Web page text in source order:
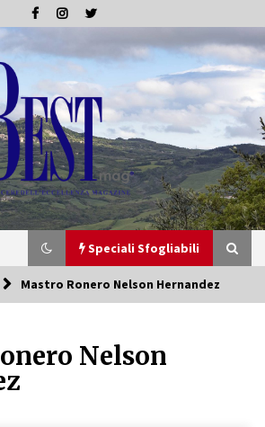
Speciali Sfogliabili
– Tesori di Toscana
07/2019
Mastro Ronero Nelson Hernandez
Nelson